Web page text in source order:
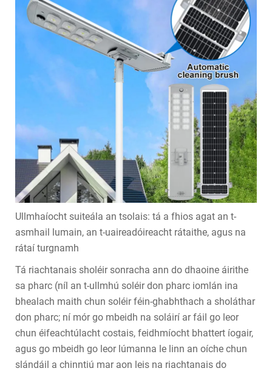
Ullmhaíocht suiteála an tsolais: tá a fhios agat an t-
asmhail lumain, an t-uaireadóireacht rátaithe, agus na
rátaí turgnamh
Tá riachtanais sholéir sonracha ann do dhaoine áirithe
sa pharc (níl an t-ullmhú soléir don pharc iomlán ina
bhealach maith chun soléir féin-ghabhthach a sholáthar
don pharc; ní mór go mbeidh na soláirí ar fáil go leor
chun éifeachtúlacht costais, feidhmíocht bhattert íogair,
agus go mbeidh go leor lúmanna le linn an oíche chun
slándáil a chinntiú mar aon leis na riachtanais do